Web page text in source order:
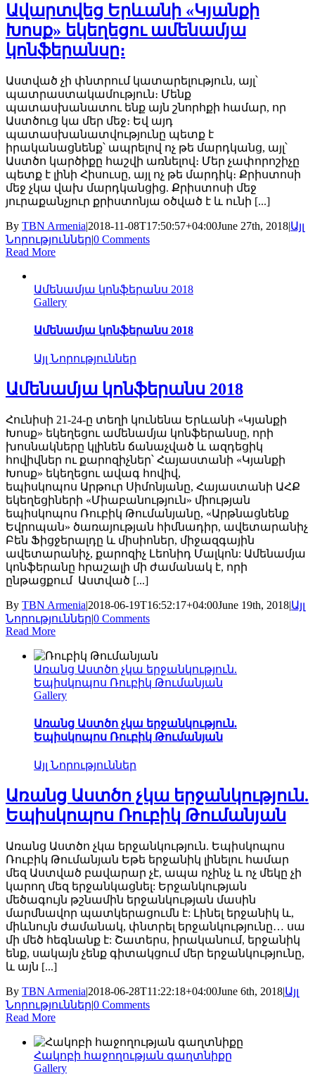
Ավարտվեց Երևանի «Կյանքի
Խոսք» եկեղեցու ամենամյա
կոնֆերանսը։
Աստված չի փնտրում կատարելություն, այլ՝
պատրաստակամություն։ Մենք
պատասխանատու ենք այն շնորհքի համար, որ
Աստծուց կա մեր մեջ։ Եվ այդ
պատասխանատվությունը պետք է
իրականացնենք՝ ապրելով ոչ թե մարդկանց, այլ՝
Աստծո կարծիքը հաշվի առնելով։ Մեր չափորոշիչը
պետք է լինի Հիսուսը, այլ ոչ թե մարդիկ։ Քրիստոսի
մեջ չկա վախ մարդկանցից. Քրիստոսի մեջ
յուրաքանչյուր քրիստոնյա օծված է և ունի [...]
By TBN Armenia|2018-11-08T17:50:57+04:00June 27th, 2018|Այլ
Նորություններ|0 Comments
Read More
Ամենամյա կոնֆերանս 2018
Gallery
Ամենամյա կոնֆերանս 2018
Այլ Նորություններ
Ամենամյա կոնֆերանս 2018
Հունիսի 21-24-ը տեղի կունենա Երևանի «Կյանքի
Խոսք» եկեղեցու ամենամյա կոնֆերանսը, որի
խոսնակները կլինեն ճանաչված և ազդեցիկ
հովիվներ ու քարոզիչներ՝ Հայաստանի «Կյանքի
Խոսք» եկեղեցու ավագ հովիվ,
եպիսկոպոս Արթուր Սիմոնյանը, Հայաստանի ԱՀՔ
եկեղեցիների «Միաբանություն» միության
եպիսկոպոս Ռուբիկ Թումանյանը, «Արթնացնենք
Եվրոպան» ծառայության հիմնադիր, ավետարանիչ
Բեն Ֆիցջերալդը և միսիոներ, միջազգային
ավետարանիչ, քարոզիչ Լեոնիդ Մալկոն: Ամենամյա
կոնֆերանը հրաշալի մի ժամանակ է, որի
ընթացքում Աստված [...]
By TBN Armenia|2018-06-19T16:52:17+04:00June 19th, 2018|Այլ
Նորություններ|0 Comments
Read More
Առանց Աստծո չկա երջանկություն.
Եպիսկոպոս Ռուբիկ Թումանյան
Gallery
Առանց Աստծո չկա երջանկություն.
Եպիսկոպոս Ռուբիկ Թումանյան
Այլ Նորություններ
Առանց Աստծո չկա երջանկություն.
Եպիսկոպոս Ռուբիկ Թումանյան
Առանց Աստծո չկա երջանկություն. Եպիսկոպոս
Ռուբիկ Թումանյան Եթե երջանիկ լինելու համար
մեզ Աստված բավարար չէ, ապա ոչինչ և ոչ մեկը չի
կարող մեզ երջանկացնել: Երջանկության
մեծագույն թշնամին երջանկության մասին
մարմնավոր պատկերացումն է: Լինել երջանիկ և,
միևնույն ժամանակ, փնտրել երջանկությունը… սա
մի մեծ հեգնանք է: Շատերս, իրականում, երջանիկ
ենք, սակայն չենք գիտակցում մեր երջանկությունը,
և այն [...]
By TBN Armenia|2018-06-28T11:22:18+04:00June 6th, 2018|Այլ
Նորություններ|0 Comments
Read More
Հակոբի հաջողության գաղտնիքը
Gallery